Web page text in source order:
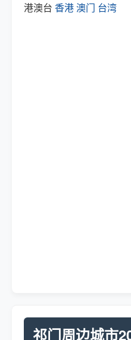
港澳台 香港澳门 台湾
祁门周边城市